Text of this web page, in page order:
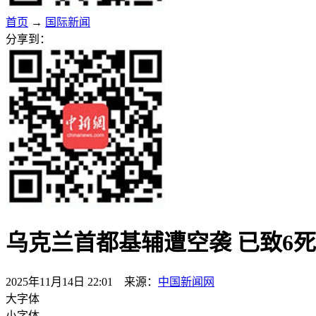
首页 → 国际新闻
分享到：
乌克兰首都基辅遭空袭 已致6
2025年11月14日 22:01 来源： 中国新闻网
大字体